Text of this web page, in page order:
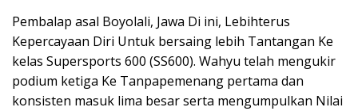
Pembalap asal Boyolali, Jawa Di ini, Lebihterus
Kepercayaan Diri Untuk bersaing lebih Tantangan Ke
kelas Supersports 600 (SS600). Wahyu telah mengukir
podium ketiga Ke Tanpapemenang pertama dan
konsisten masuk lima besar serta mengumpulkan Nilai